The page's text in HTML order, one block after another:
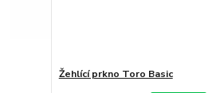
Žehlící prkno Toro Basic